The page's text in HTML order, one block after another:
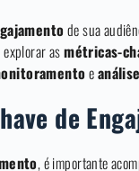
de sua
explorar asmétricas-
eanálise
de
, é importante